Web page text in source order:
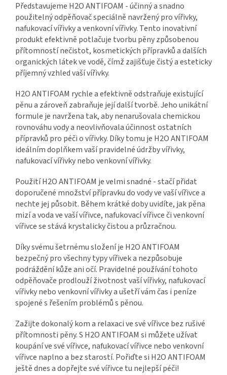
Představujeme H2O ANTIFOAM - účinný a snadno
použitelný odpěňovač speciálně navržený pro vířivky,
nafukovací vířivky a venkovní vířivky. Tento inovativní
produkt efektivně potlačuje tvorbu pěny způsobenou
přítomností nečistot, kosmetických přípravků a dalších
organických látek ve vodě, čímž zajišťuje čistý a esteticky
příjemný vzhled vaší vířivky.
H2O ANTIFOAM rychle a efektivně odstraňuje existující
pěnu a zároveň zabraňuje její další tvorbě. Jeho unikátní
formule je navržena tak, aby nenarušovala chemickou
rovnováhu vody a neovlivňovala účinnost ostatních
přípravků pro péči o vířivky. Díky tomu je H2O ANTIFOAM
ideálním doplňkem vaší pravidelné údržby vířivky,
nafukovací vířivky nebo venkovní vířivky.
Použití H2O ANTIFOAM je velmi snadné - stačí přidat
doporučené množství přípravku do vody ve vaší vířivce a
nechte jej působit. Během krátké doby uvidíte, jak pěna
mizí a voda ve vaší vířivce, nafukovací vířivce či venkovní
vířivce se stává krystalicky čistou a průzračnou.
Díky svému šetrnému složení je H2O ANTIFOAM
bezpečný pro všechny typy vířivek a nezpůsobuje
podráždění kůže ani očí. Pravidelné používání tohoto
odpěňovače prodlouží životnost vaší vířivky, nafukovací
vířivky nebo venkovní vířivky a ušetří vám čas i peníze
spojené s řešením problémů s pěnou.
Zažijte dokonalý kom a relaxaci ve své vířivce bez rušivé
přítomnosti pěny. S H2O ANTIFOAM si můžete užívat
koupání ve své vířivce, nafukovací vířivce nebo venkovní
vířivce naplno a bez starostí. Pořiďte si H2O ANTIFOAM
ještě dnes a dopřejte své vířivce tu nejlepší péči!